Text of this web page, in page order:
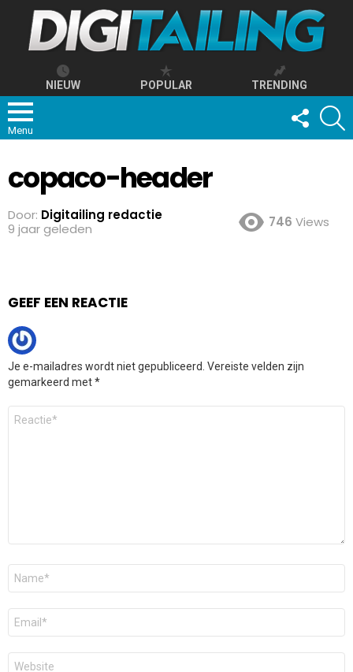
NIEUW POPULAR TRENDING
Menu
FOLLOW
US
copaco-header
Door: Digitailing redactie
9 jaar geleden
746 Views
GEEF EEN REACTIE
Je e-mailadres wordt niet gepubliceerd. Vereiste velden zijn
gemarkeerd met*
Reactie
Naam
E-
mail
*
Site